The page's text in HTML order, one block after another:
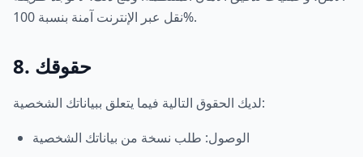
نقل عبر الإنترنت آمنة بنسبة 100%.
8. حقوقك
لديك الحقوق التالية فيما يتعلق ببياناتك الشخصية:
الوصول: طلب نسخة من بياناتك الشخصية